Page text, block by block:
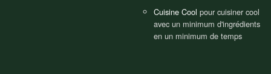
Cuisine Cool pour cuisiner cool
avec un minimum d'ingrédients
en un minimum de temps